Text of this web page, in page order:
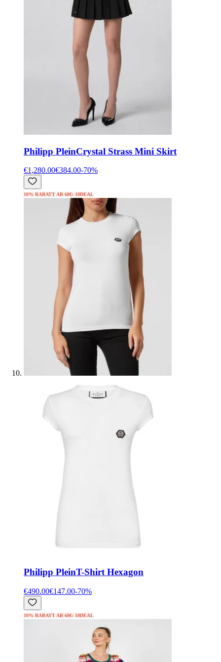
Philipp PleinCrystal Strass Mini Skirt
€1,280.00€384.00-70%
10% RABATT AB 60€: 10DEAL
Philipp PleinT-Shirt Hexagon
€490.00€147.00-70%
10% RABATT AB 60€: 10DEAL